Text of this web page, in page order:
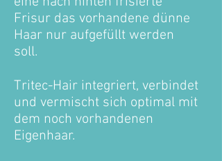
Frisur das vorhandene dünne
Haar nur aufgefüllt werden
soll.
Tritec-Hair integriert, verbindet
und vermischt sich optimal mit
dem noch vorhandenen
Eigenhaar.